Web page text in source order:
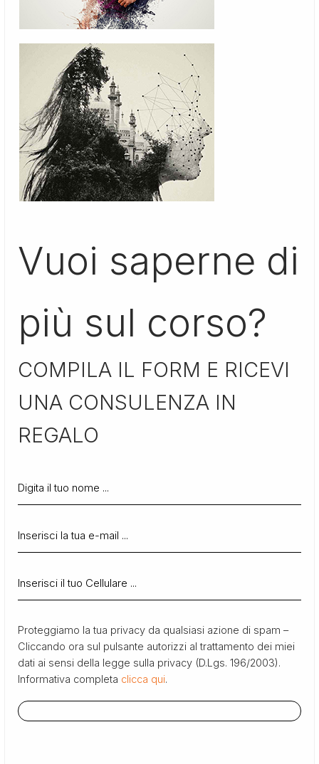
Vuoi saperne di
più sul corso?
COMPILA IL FORM E RICEVI
UNA CONSULENZA IN
REGALO
Proteggiamo la tua privacy da qualsiasi azione di spam –
Cliccando ora sul pulsante autorizzi al trattamento dei miei
dati ai sensi della legge sulla privacy (D.Lgs. 196/2003).
Informativa completa clicca qui.